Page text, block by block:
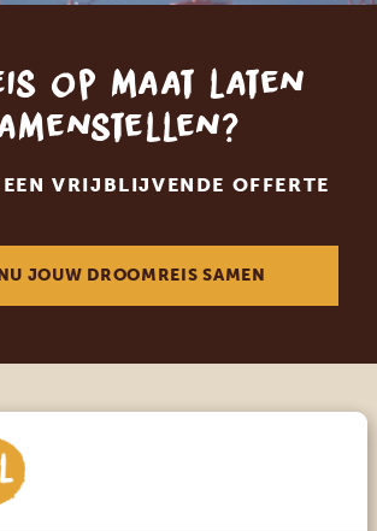
op maat laten
VRIJBLIJVENDE OFFERTE
JOUW DROOMREIS SAMEN
met een expert
STAAN VOOR JE KLAAR